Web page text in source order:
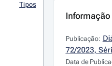
Tipos
Publicação:
72/2023,
Data de